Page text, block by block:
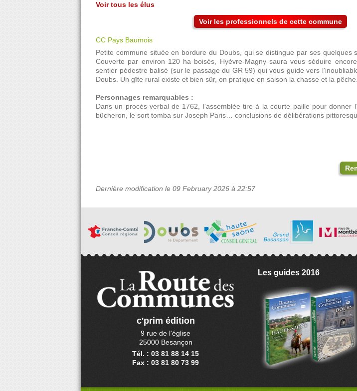
Voir tous les élus
Voir les professionnels de cette commune
CC Pays Baumois
Petite commune située en bordure du Doubs, qui se distingue par ses quelques
Couverte par environ 120 ha boisés, Hyèvre-Magny saura vous séduire
sentier pédestre balisé (sur le passage du GR 59) qui vous guide vers
Doubs. Un gîte rural existe et bien sûr, on pratique en saison la chasse et la
Personnages remarquables :
Dans un procès-verbal de 1762, l’assemblée tire à la courte paille pour donner
bûcheron, le sort tomba sur Joseph Paris… conclusions de délibérations
Dernière modification le 09 February 2026 à 22:57
c'prim édition
9 rue de l'église
25000 Besançon
Tél. : 03 81 88 14 15
Fax : 03 81 80 73 99
Les guides 2016